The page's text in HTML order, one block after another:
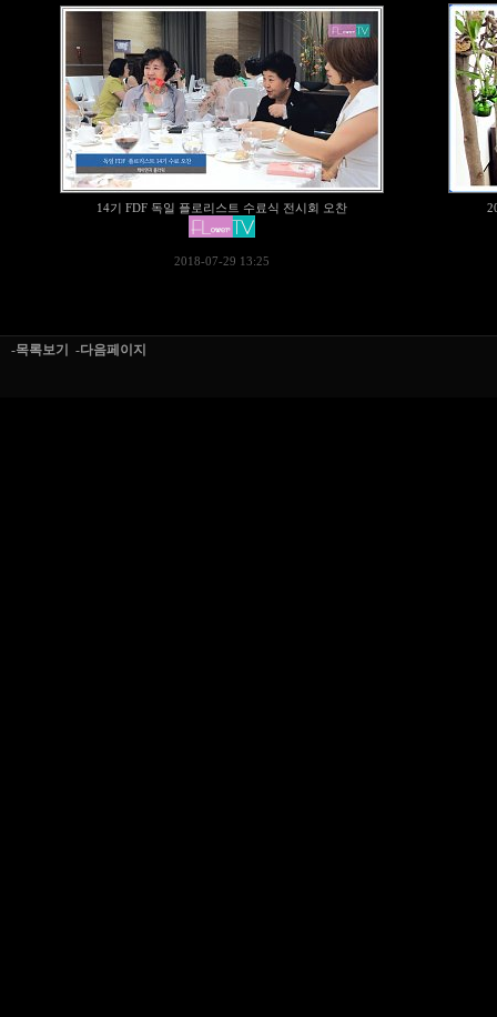
14기 FDF 독일 플로리스트 수료식 전시회 오찬
2018-07-29 13:25
-목록보기 -다음페이지